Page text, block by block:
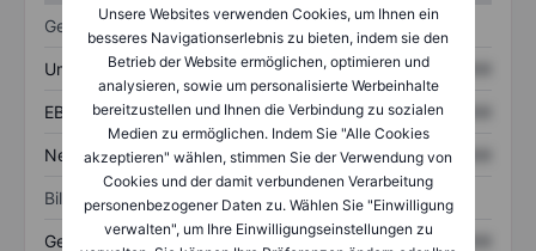
Unsere Websites verwenden Cookies, um Ihnen ein
besseres Navigationserlebnis zu bieten, indem sie den
Betrieb der Website ermöglichen, optimieren und
analysieren, sowie um personalisierte Werbeinhalte
bereitzustellen und Ihnen die Verbindung zu sozialen
Medien zu ermöglichen. Indem Sie "Alle Cookies
akzeptieren" wählen, stimmen Sie der Verwendung von
Cookies und der damit verbundenen Verarbeitung
personenbezogener Daten zu. Wählen Sie "Einwilligung
verwalten", um Ihre Einwilligungseinstellungen zu
Gewinn- und Verlustrechnung
Umsatz XXXXXXX XXXXXXX
EBITDA XXXXXXX XXXXXXX
Nettoeinkommen XXXXXXX XXXXXXX
Bilanz
Gesamtvermögen XXXXXXX XXXXXXX